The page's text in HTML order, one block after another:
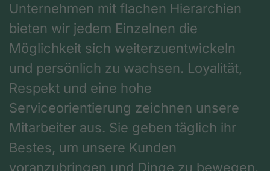
Unternehmen mit flachen Hierarchien
bieten wir jedem Einzelnen die
Möglichkeit sich weiterzuentwickeln
und persönlich zu wachsen. Loyalität,
Respekt und eine hohe
Serviceorientierung zeichnen unsere
Mitarbeiter aus. Sie geben täglich ihr
Bestes, um unsere Kunden
voranzubringen und Dinge zu bewegen.